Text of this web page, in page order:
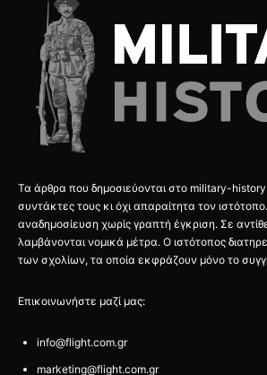
Τα άρθρα που δημοσιεύονται στο military-
συντάκτες τους κι όχι απαραίτητα τον
αναδημοσίευση χωρίς γραπτή έγκριση. Σε
λαμβάνονται νομικά μέτρα. Ο ιστότοπος
των σχολίων, τα οποία εκφράζουν μόνο το
Επικοινωνήστε μαζί μας:
info@flight.com.gr
marketing@flight.com.gr